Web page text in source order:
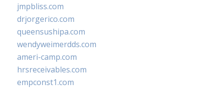
jmpbliss.com
drjorgerico.com
queensushipa.com
wendyweimerdds.com
ameri-camp.com
hrsreceivables.com
empconst1.com